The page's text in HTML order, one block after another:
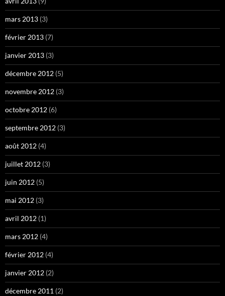
mars 2013 (3)
février 2013 (7)
janvier 2013 (3)
décembre 2012 (5)
novembre 2012 (3)
octobre 2012 (6)
septembre 2012 (3)
août 2012 (4)
juillet 2012 (3)
juin 2012 (5)
mai 2012 (3)
avril 2012 (1)
mars 2012 (4)
février 2012 (4)
janvier 2012 (2)
décembre 2011 (2)